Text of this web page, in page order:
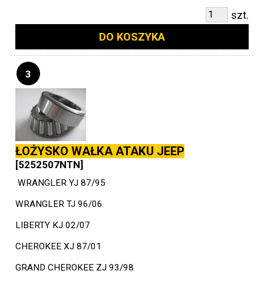
szt.
DO KOSZYKA
3
ŁOŻYSKO WAŁKA ATAKU JEEP
[5252507NTN]
WRANGLER YJ 87/95
WRANGLER TJ 96/06
LIBERTY KJ 02/07
CHEROKEE XJ 87/01
GRAND CHEROKEE ZJ 93/98